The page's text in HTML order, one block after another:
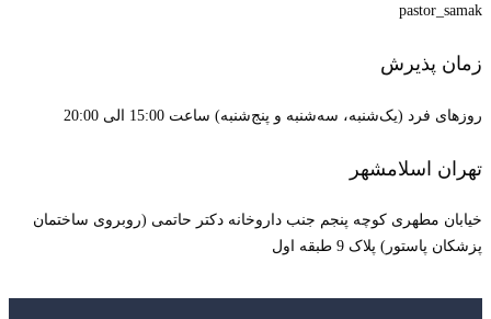
pastor_samak
زمان پذیرش
روزهای فرد (یک‌شنبه، سه‌شنبه و پنج‌شنبه) ساعت 15:00 الی 20:00
تهران اسلامشهر
خیابان مطهری کوچه پنجم جنب داروخانه دکتر حاتمی (روبروی ساختمان
پزشکان پاستور) پلاک 9 طبقه اول